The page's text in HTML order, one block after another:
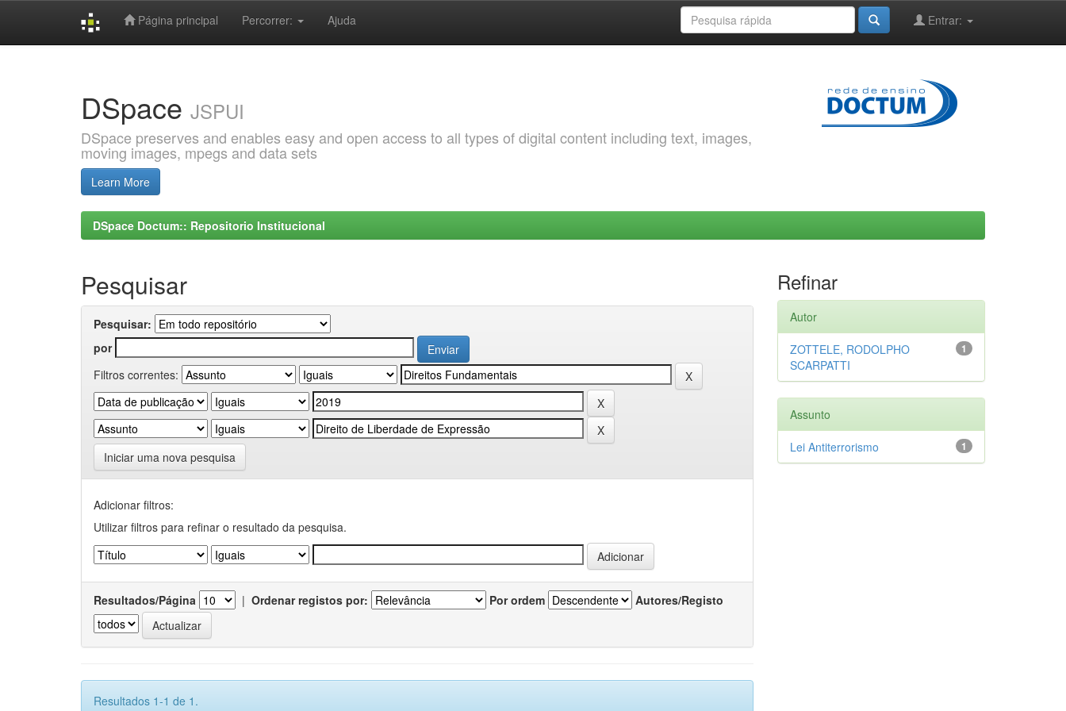
Página principal Percorrer: Ajuda Entrar:
DSpace JSPUI
DSpace preserves and enables easy and open access to all types of digital content including text, images,
moving images, mpegs and data sets
Learn More
DSpace Doctum:: Repositorio Institucional
Pesquisar
Pesquisar:
por
Filtros correntes:
Iniciar uma nova pesquisa
Adicionar filtros:
Utilizar filtros para refinar o resultado da pesquisa.
Resultados/Página | Ordenar registos por: Por ordem Autores/Registo
Resultados 1-1 de 1.
Refinar
Autor
1
ZOTTELE, RODOLPHO
SCARPATTI
Assunto
1
Lei Antiterrorismo